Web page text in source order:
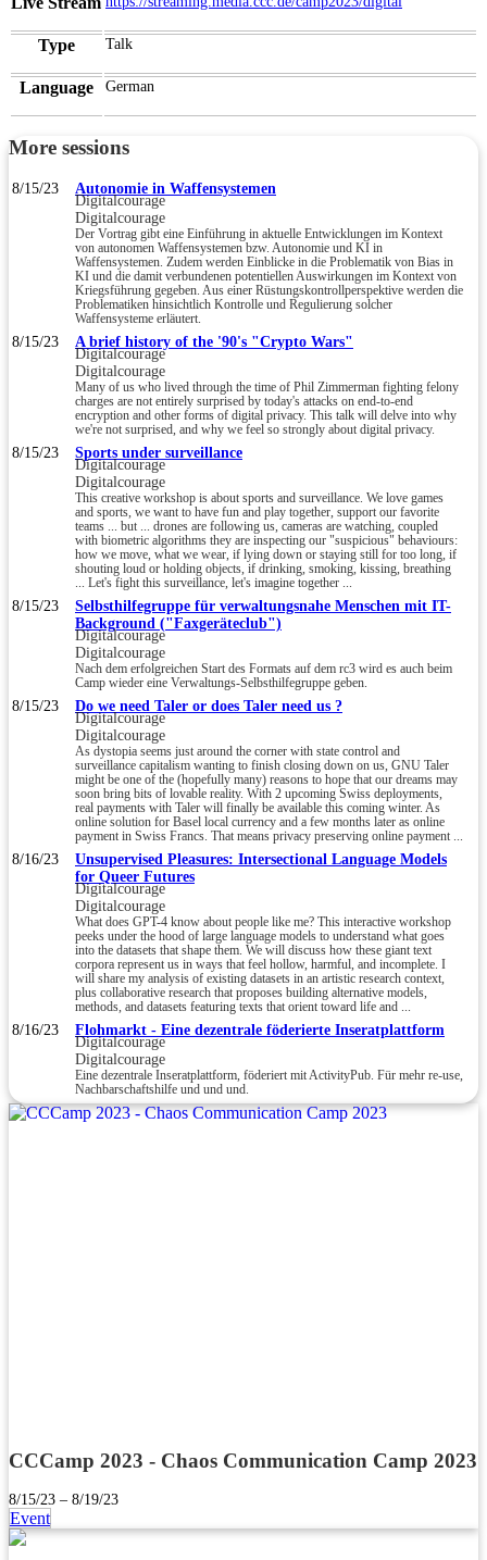
Type Talk
Language German
More sessions
8/15/23 Autonomie in Waffensystemen
Digitalcourage
Digitalcourage
Der Vortrag gibt eine Einführung in aktuelle Entwicklungen im Kontext
von autonomen Waffensystemen bzw. Autonomie und KI in
Waffensystemen. Zudem werden Einblicke in die Problematik von Bias in
KI und die damit verbundenen potentiellen Auswirkungen im Kontext von
Kriegsführung gegeben. Aus einer Rüstungskontrollperspektive werden die
Problematiken hinsichtlich Kontrolle und Regulierung solcher
Waffensysteme erläutert.
8/15/23 A brief history of the '90's "Crypto Wars"
Digitalcourage
Digitalcourage
Many of us who lived through the time of Phil Zimmerman fighting felony
charges are not entirely surprised by today's attacks on end-to-end
encryption and other forms of digital privacy. This talk will delve into why
we're not surprised, and why we feel so strongly about digital privacy.
8/15/23 Sports under surveillance
Digitalcourage
Digitalcourage
This creative workshop is about sports and surveillance. We love games
and sports, we want to have fun and play together, support our favorite
teams ... but ... drones are following us, cameras are watching, coupled
with biometric algorithms they are inspecting our "suspicious" behaviours:
how we move, what we wear, if lying down or staying still for too long, if
shouting loud or holding objects, if drinking, smoking, kissing, breathing
... Let's fight this surveillance, let's imagine together ...
8/15/23
Selbsthilfegruppe für verwaltungsnahe Menschen mit IT-
Background ("Faxgeräteclub")
Digitalcourage
Digitalcourage
Nach dem erfolgreichen Start des Formats auf dem rc3 wird es auch beim
Camp wieder eine Verwaltungs-Selbsthilfegruppe geben.
8/15/23 Do we need Taler or does Taler need us ?
Digitalcourage
Digitalcourage
As dystopia seems just around the corner with state control and
surveillance capitalism wanting to finish closing down on us, GNU Taler
might be one of the (hopefully many) reasons to hope that our dreams may
soon bring bits of lovable reality. With 2 upcoming Swiss deployments,
real payments with Taler will finally be available this coming winter. As
online solution for Basel local currency and a few months later as online
payment in Swiss Francs. That means privacy preserving online payment ...
8/16/23
Unsupervised Pleasures: Intersectional Language Models
for Queer Futures
Digitalcourage
Digitalcourage
What does GPT-4 know about people like me? This interactive workshop
peeks under the hood of large language models to understand what goes
into the datasets that shape them. We will discuss how these giant text
corpora represent us in ways that feel hollow, harmful, and incomplete. I
will share my analysis of existing datasets in an artistic research context,
plus collaborative research that proposes building alternative models,
methods, and datasets featuring texts that orient toward life and ...
8/16/23 Flohmarkt - Eine dezentrale föderierte Inseratplattform
Digitalcourage
Digitalcourage
Eine dezentrale Inseratplattform, föderiert mit ActivityPub. Für mehr re-use,
Nachbarschaftshilfe und und und.
CCCamp 2023 - Chaos Communication Camp 2023
8/15/23 – 8/19/23
Event